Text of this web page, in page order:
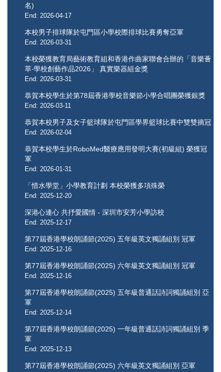
名)
End: 2026-04-17
本校男子排球隊於屯門區小學校際排球比賽勇奪亞軍
End: 2026-03-31
本校榮獲教育局藝術教育組和香港作曲家聯會合辦的「音樂薈
萃‧學校創藝作品2026」 真實樂器組金獎
End: 2026-03-31
恭賀本校學生於第78屆香港學校音樂節小學合唱團榮獲銀獎
End: 2026-03-11
恭賀本校男子及女子籃球隊於屯門區學界籃球比賽中雙雙摘冠
End: 2026-02-04
恭賀本校學生於RoboMed醫療應用發明大賽(初級組) 榮獲冠
軍
End: 2026-01-31
「惜水學堂」小學教育計劃 本校榮獲多項殊榮
End: 2025-12-20
深港心連心 共抒愛國情 - 深圳市安芳小學訪校
End: 2025-12-17
第77屆香港學校朗誦節(2025) 五年級英文獨誦組別 冠軍
End: 2025-12-16
第77屆香港學校朗誦節(2025) 六年級英文獨誦組別 冠軍
End: 2025-12-16
第77屆香港學校朗誦節(2025) 五年級普通話詩詞獨誦組別 亞
軍
End: 2025-12-14
第77屆香港學校朗誦節(2025) 一年級普通話詩詞獨誦組別 季
軍
End: 2025-12-13
第77屆香港學校朗誦節(2025) 六年級英文獨誦組別 亞軍